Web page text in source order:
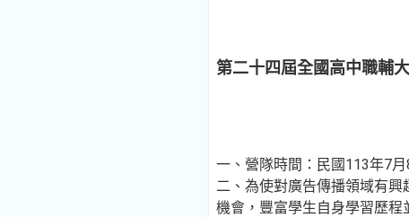
第二十四屆全國高中職輔
一、營隊時間：民國113年7月
二、為使對廣告傳播領域有
機會，豐富學生自身學習歷程